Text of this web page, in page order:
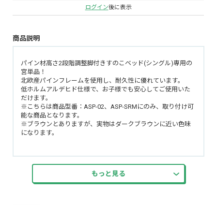
ログイン後に表示
商品説明
パイン材高さ2段階調整脚付きすのこベッド(シングル)専用の
宮単品！
北欧産パインフレームを使用し、耐久性に優れています。
低ホルムアルデヒド仕様で、お子様でも安心してご使用いた
だけます。
※こちらは商品型番：ASP-02、ASP-SRMにのみ、取り付け可
能な商品となります。
※ブラウンとありますが、実物はダークブラウンに近い色味
になります。
もっと見る